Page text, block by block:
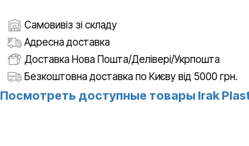
Самовивіз зі складу
Адресна доставка
Доставка Нова Пошта/Делівері/Укрпошта
Безкоштовна доставка по Києву від 5000 грн.
Посмотреть доступные товары Irak